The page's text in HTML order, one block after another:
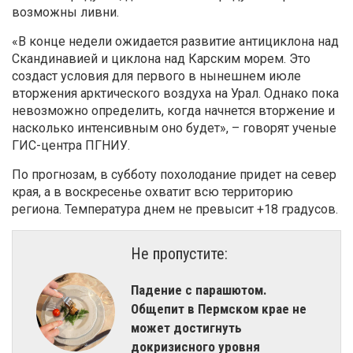
возможны ливни.
«В конце недели ожидается развитие антициклона над
Скандинавией и циклона над Карским морем. Это
создаст условия для первого в нынешнем июле
вторжения арктического воздуха на Урал. Однако пока
невозможно определить, когда начнется вторжение и
насколько интенсивным оно будет», – говорят ученые
ГИС-центра ПГНИУ.
По прогнозам, в субботу похолодание придет на север
края, а в воскресенье охватит всю территорию
региона. Температура днем не превысит +18 градусов.
Не пропустите:
Падение с парашютом.
Общепит в Пермском крае не
может достигнуть
докризисного уровня